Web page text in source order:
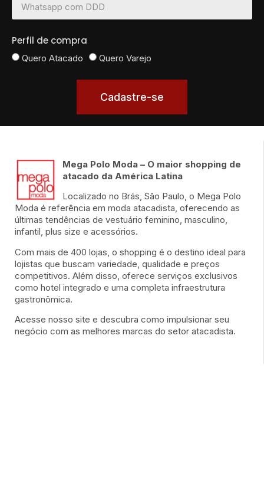
Perfil de compra
Quero Atacado Quero Varejo
Cadastre-se
Mega Polo Moda – O maior shopping de
atacado da América Latina
Localizado no Brás, São Paulo, o Mega Polo
Moda é referência em moda atacadista, oferecendo as
últimas tendências de vestuário feminino, masculino,
infantil, plus size e acessórios.
Com mais de 400 lojas, o shopping é o destino ideal para
lojistas que buscam variedade, qualidade e preços
competitivos. Além disso, oferece serviços exclusivos
como hotel integrado e uma completa infraestrutura
gastronômica.
Acesse nosso site e descubra como impulsionar seu
negócio com as melhores marcas do setor atacadista.